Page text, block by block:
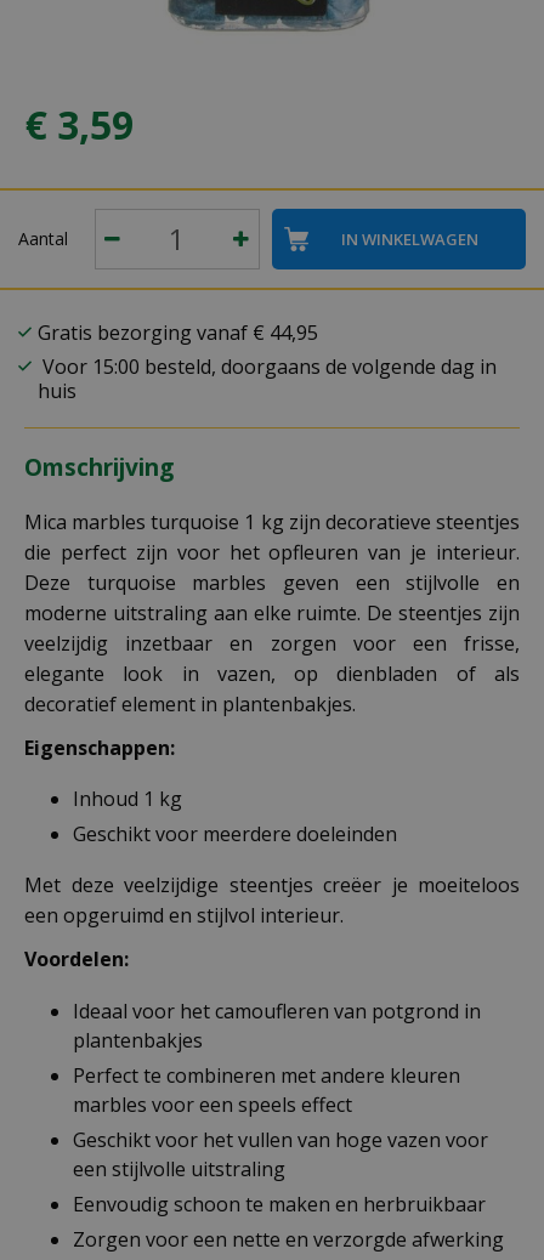
€ 3,59
Aantal
Gratis bezorging vanaf € 44,95
Voor 15:00 besteld, doorgaans de volgende dag in
huis
Omschrijving
Mica marbles turquoise 1 kg zijn decoratieve steentjes
die perfect zijn voor het opfleuren van je interieur.
Deze turquoise marbles geven een stijlvolle en
moderne uitstraling aan elke ruimte. De steentjes zijn
veelzijdig inzetbaar en zorgen voor een frisse,
elegante look in vazen, op dienbladen of als
decoratief element in plantenbakjes.
Eigenschappen:
Inhoud 1 kg
Geschikt voor meerdere doeleinden
Met deze veelzijdige steentjes creëer je moeiteloos
een opgeruimd en stijlvol interieur.
Voordelen:
Ideaal voor het camoufleren van potgrond in
plantenbakjes
Perfect te combineren met andere kleuren
marbles voor een speels effect
Geschikt voor het vullen van hoge vazen voor
een stijlvolle uitstraling
Eenvoudig schoon te maken en herbruikbaar
Zorgen voor een nette en verzorgde afwerking